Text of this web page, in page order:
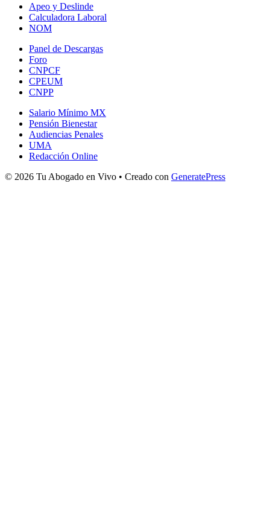
Apeo y Deslinde
Calculadora Laboral
NOM
Panel de Descargas
Foro
CNPCF
CPEUM
CNPP
Salario Mínimo MX
Pensión Bienestar
Audiencias Penales
UMA
Redacción Online
© 2026 Tu Abogado en Vivo • Creado con GeneratePress